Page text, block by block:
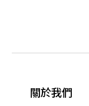
關於我們